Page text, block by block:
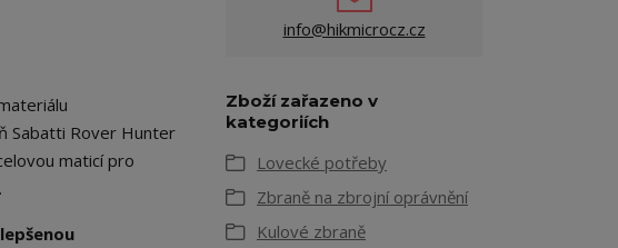
Sabatti Rover Hunter
maticí pro
info@hikmicrocz.cz
Zboží zařazeno v
kategoriích
Lovecké potřeby
Zbraně na zbrojní oprávnění
Kulové zbraně